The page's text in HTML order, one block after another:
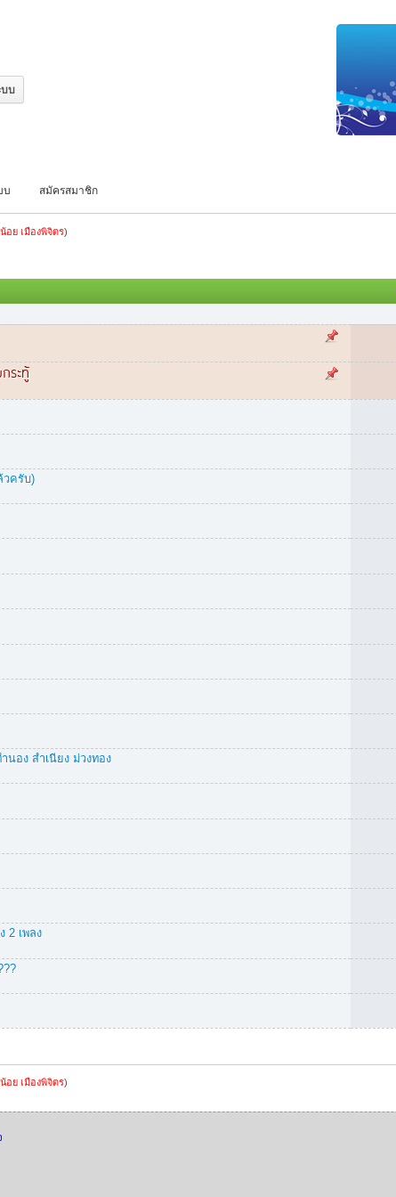
บ สมัครสมาชิก
อย เมืองพิจิตร)
ระทู้
วครับ)
นอง สำเนียง ม่วงทอง
2 เพลง
อย เมืองพิจิตร)